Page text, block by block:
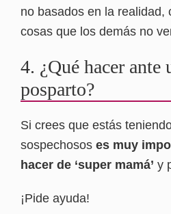
no basados en la realidad,
cosas que los demás no
4. ¿Qué hacer ante
posparto?
Si crees que estás
sospechosos es muy
hacer de ‘super mamá’ y
¡Pide ayuda!